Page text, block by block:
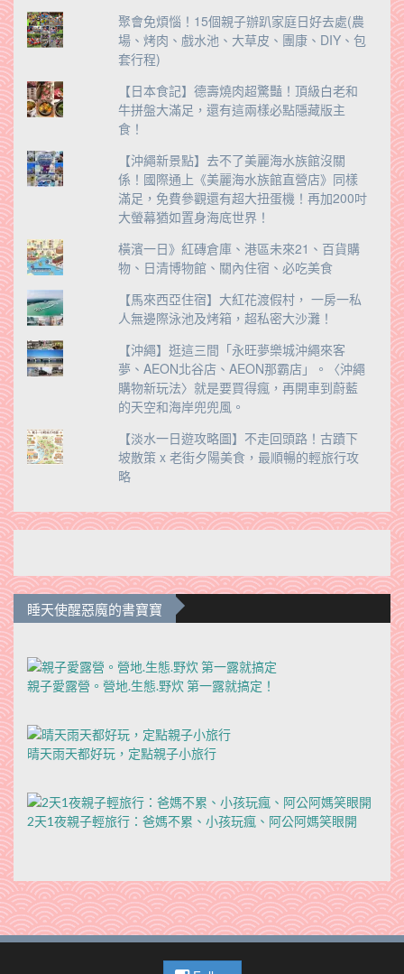
聚會免煩惱！15個親子辦趴家庭日好去處(農
場、烤肉、戲水池、大草皮、團康、DIY、包
套行程)
【日本食記】德壽燒肉超驚豔！頂級白老和
牛拼盤大滿足，還有這兩樣必點隱藏版主
食！
【沖繩新景點】去不了美麗海水族館沒關
係！國際通上《美麗海水族館直營店》同樣
滿足，免費參觀還有超大扭蛋機！再加200吋
大螢幕猶如置身海底世界！
橫濱一日》紅磚倉庫、港區未來21、百貨購
物、日清博物館、關內住宿、必吃美食
【馬來西亞住宿】大紅花渡假村， 一房一私
人無邊際泳池及烤箱，超私密大沙灘！
【沖繩】逛這三間「永旺夢樂城沖繩來客
夢、AEON北谷店、AEON那霸店」。〈沖繩
購物新玩法〉就是要買得瘋，再開車到蔚藍
的天空和海岸兜兜風。
【淡水一日遊攻略圖】不走回頭路！古蹟下
坡散策 x 老街夕陽美食，最順暢的輕旅行攻
略
睡天使醒惡魔的書寶寶
親子愛露營。營地.生態.野炊 第一露就搞定！
晴天雨天都好玩，定點親子小旅行
2天1夜親子輕旅行：爸媽不累、小孩玩瘋、阿公阿媽笑眼開